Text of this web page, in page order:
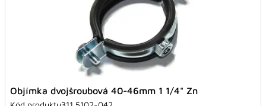
Objímka dvojšroubová 40-46mm 1 1/4" Zn